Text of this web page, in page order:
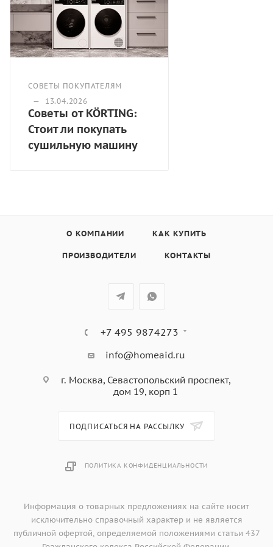
деликатная сушка,
функция «Защита детей»,
режим "Моя программа",
съемный резервуар для слива конденсата,
защитная крышка люка,
съемная корзина-держатель в комплекте,
Габариты (ВхШхГ) - 845х595х650,
цвет - белый
СОВЕТЫ ПОКУПАТЕЛЯМ
—
13.04.2026
Советы от KÖRTING:
Стоит ли покупать
сушильную машину
О КОМПАНИИ КАК КУПИТЬ
ПРОИЗВОДИТЕЛИ КОНТАКТЫ
+7 495 9874273
info@homeaid.ru
г. Москва, Севастопольский проспект,
дом 19, корп 1
ПОДПИСАТЬСЯ НА РАССЫЛКУ
ПОЛИТИКА КОНФИДЕНЦИАЛЬНОСТИ
Информация о товарных предложениях на сайте носит
исключительно справочный характер и не является
публичной офертой, определяемой положениями статьи 437